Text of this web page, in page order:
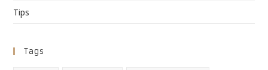
Tips
Tags